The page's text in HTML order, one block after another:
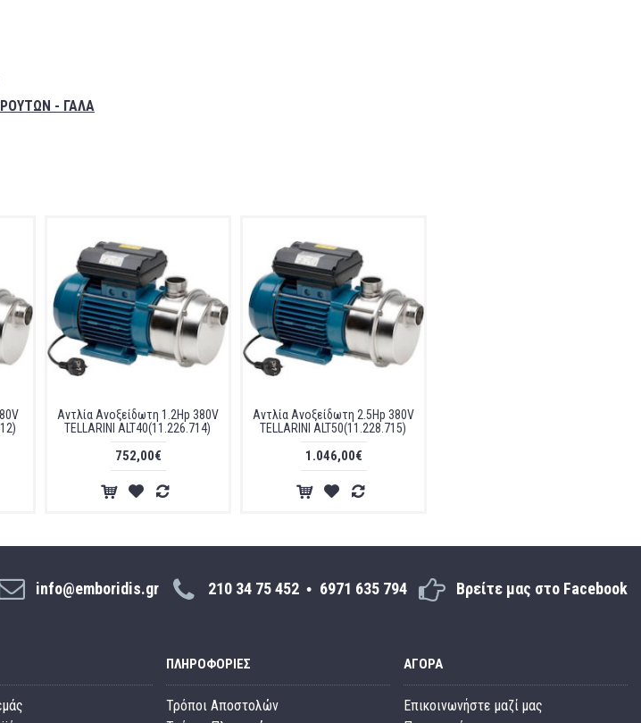
- ΓΑΛΑ
Αντλία Ανοξείδωτη 1.2Hp 380V
TELLARINI ALT40(11.226.714)
752,00€
Αντλία Ανοξείδωτη 2.5Hp 380V
TELLARINI ALT50(11.228.715)
1.046,00€
info@emboridis.gr 210 34 75 452 6971 635 794 Βρείτε μας στο Facebook
ΠΛΗΡΟΦΟΡΊΕΣ
Τρόποι Αποστολών
ΑΓΟΡΆ
Επικοινωνήστε μαζί μας